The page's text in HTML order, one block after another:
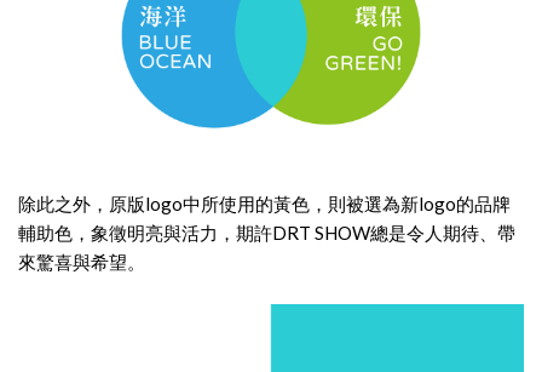
除此之外，原版logo中所使用的黃色，則被選為新logo的品牌
輔助色，象徵明亮與活力，期許DRT SHOW總是令人期待、帶
來驚喜與希望。